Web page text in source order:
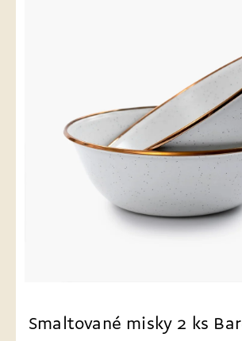
Smaltované misky 2 ks